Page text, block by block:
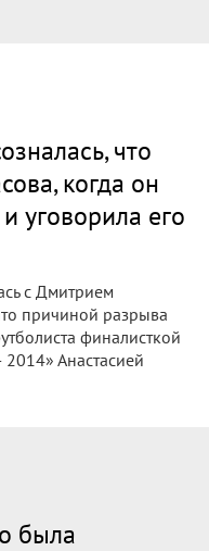
он был в
— 2014» Анастасия
Она
он состоял в браке
была